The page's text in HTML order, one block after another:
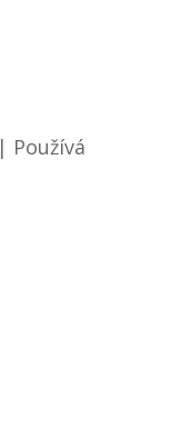
| Používá